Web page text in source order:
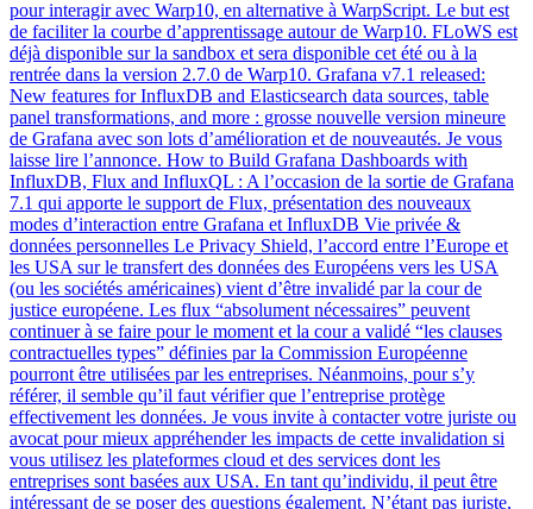
pour interagir avec Warp10, en alternative à WarpScript. Le but est
de faciliter la courbe d’apprentissage autour de Warp10. FLoWS est
déjà disponible sur la sandbox et sera disponible cet été ou à la
rentrée dans la version 2.7.0 de Warp10. Grafana v7.1 released:
New features for InfluxDB and Elasticsearch data sources, table
panel transformations, and more : grosse nouvelle version mineure
de Grafana avec son lots d’amélioration et de nouveautés. Je vous
laisse lire l’annonce. How to Build Grafana Dashboards with
InfluxDB, Flux and InfluxQL : A l’occasion de la sortie de Grafana
7.1 qui apporte le support de Flux, présentation des nouveaux
modes d’interaction entre Grafana et InfluxDB Vie privée &
données personnelles Le Privacy Shield, l’accord entre l’Europe et
les USA sur le transfert des données des Européens vers les USA
(ou les sociétés américaines) vient d’être invalidé par la cour de
justice européene. Les flux “absolument nécessaires” peuvent
continuer à se faire pour le moment et la cour a validé “les clauses
contractuelles types” définies par la Commission Européenne
pourront être utilisées par les entreprises. Néanmoins, pour s’y
référer, il semble qu’il faut vérifier que l’entreprise protège
effectivement les données. Je vous invite à contacter votre juriste ou
avocat pour mieux appréhender les impacts de cette invalidation si
vous utilisez les plateformes cloud et des services dont les
entreprises sont basées aux USA. En tant qu’individu, il peut être
intéressant de se poser des questions également. N’étant pas juriste,